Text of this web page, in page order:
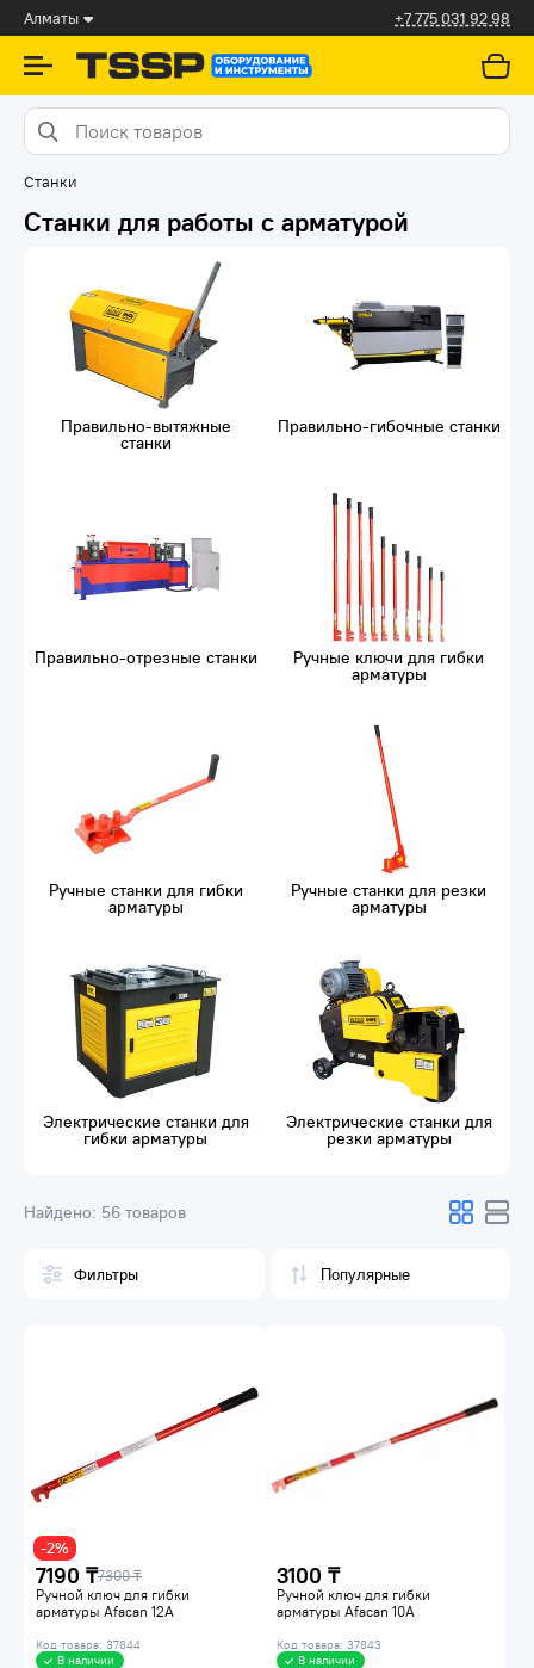
Алматы +7 775 031 92 98
Станки
Станки для работы с арматурой
Правильно-вытяжные
станки
Правильно-гибочные станки
Правильно-отрезные станки Ручные ключи для гибки
арматуры
Ручные станки для гибки
арматуры
Ручные станки для резки
арматуры
Электрические станки для
гибки арматуры
Электрические станки для
резки арматуры
Найдено: 56 товаров
Фильтры
7190 ₸7300 ₸
-2%
Ручной ключ для гибки
арматуры Afacan 12А
Код товара: 37844
В наличии
3100 ₸
Ручной ключ для гибки
арматуры Afacan 10А
Код товара: 37843
В наличии